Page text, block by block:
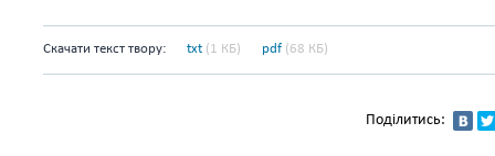
Скачати текст твору: txt (1 КБ) pdf (68 КБ)
Поділитись: